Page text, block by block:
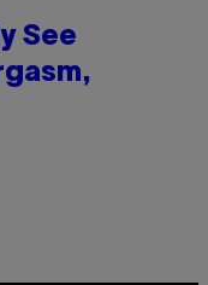
See